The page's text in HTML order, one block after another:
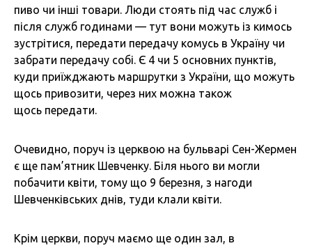
пиво чи інші товари. Люди стоять під час служб і
після служб годинами — тут вони можуть із кимось
зустрітися, передати передачу комусь в Україну чи
забрати передачу собі. Є 4 чи 5 основних пунктів,
куди приїжджають маршрутки з України, що можуть
щось привозити, через них можна також
щось передати.
Очевидно, поруч із церквою на бульварі Сен-Жермен
є ще пам’ятник Шевченку. Біля нього ви могли
побачити квіти, тому що 9 березня, з нагоди
Шевченківських днів, туди клали квіти.
Крім церкви, поруч маємо ще один зал, в